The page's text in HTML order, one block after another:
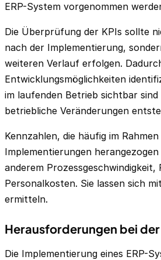
ERP-System vorgenommen
Die Überprüfung der KPIs sollte
nach der Implementierung,
weiteren Verlauf erfolgen.
Entwicklungsmöglichkeiten
im laufenden Betrieb sichtbar
betriebliche Veränderungen
Kennzahlen, die häufig im
Implementierungen
anderem Prozessgeschwindigkeit,
Personalkosten. Sie lassen sich
ermitteln.
Herausforderungen bei
Die Implementierung eines ERP-